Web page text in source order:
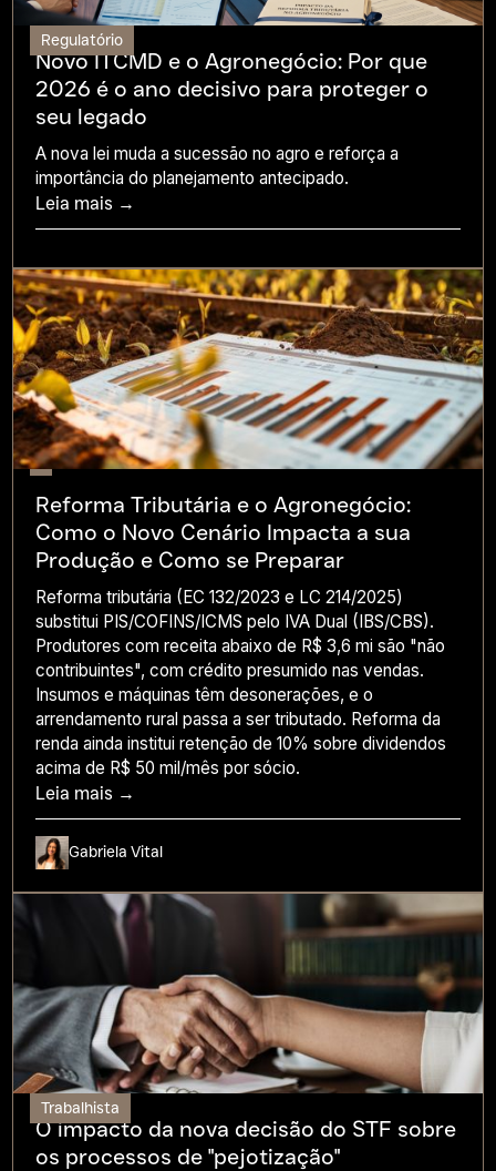
Regulatório
Novo ITCMD e o Agronegócio: Por que
2026 é o ano decisivo para proteger o
seu legado
A nova lei muda a sucessão no agro e reforça a
importância do planejamento antecipado.
Leia mais →
Reforma Tributária e o Agronegócio:
Como o Novo Cenário Impacta a sua
Produção e Como se Preparar
Reforma tributária (EC 132/2023 e LC 214/2025)
substitui PIS/COFINS/ICMS pelo IVA Dual (IBS/CBS).
Produtores com receita abaixo de R$ 3,6 mi são "não
contribuintes", com crédito presumido nas vendas.
Insumos e máquinas têm desonerações, e o
arrendamento rural passa a ser tributado. Reforma da
renda ainda institui retenção de 10% sobre dividendos
acima de R$ 50 mil/mês por sócio.
Leia mais →
Gabriela Vital
Trabalhista
O impacto da nova decisão do STF sobre
os processos de "pejotização"